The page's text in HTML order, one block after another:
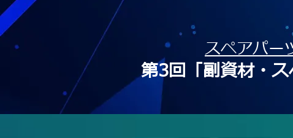
スペアパー
第3回「副資材・